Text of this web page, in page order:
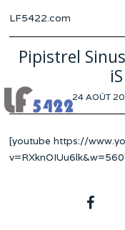
LF5422.com
Pipistrel
POSTED
ON
24 AOÛT
[youtube https://